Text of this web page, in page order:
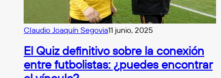
Claudio Joaquín Segovia11 junio, 2025
El Quiz definitivo sobre la conexión
entre futbolistas: ¿puedes encontrar